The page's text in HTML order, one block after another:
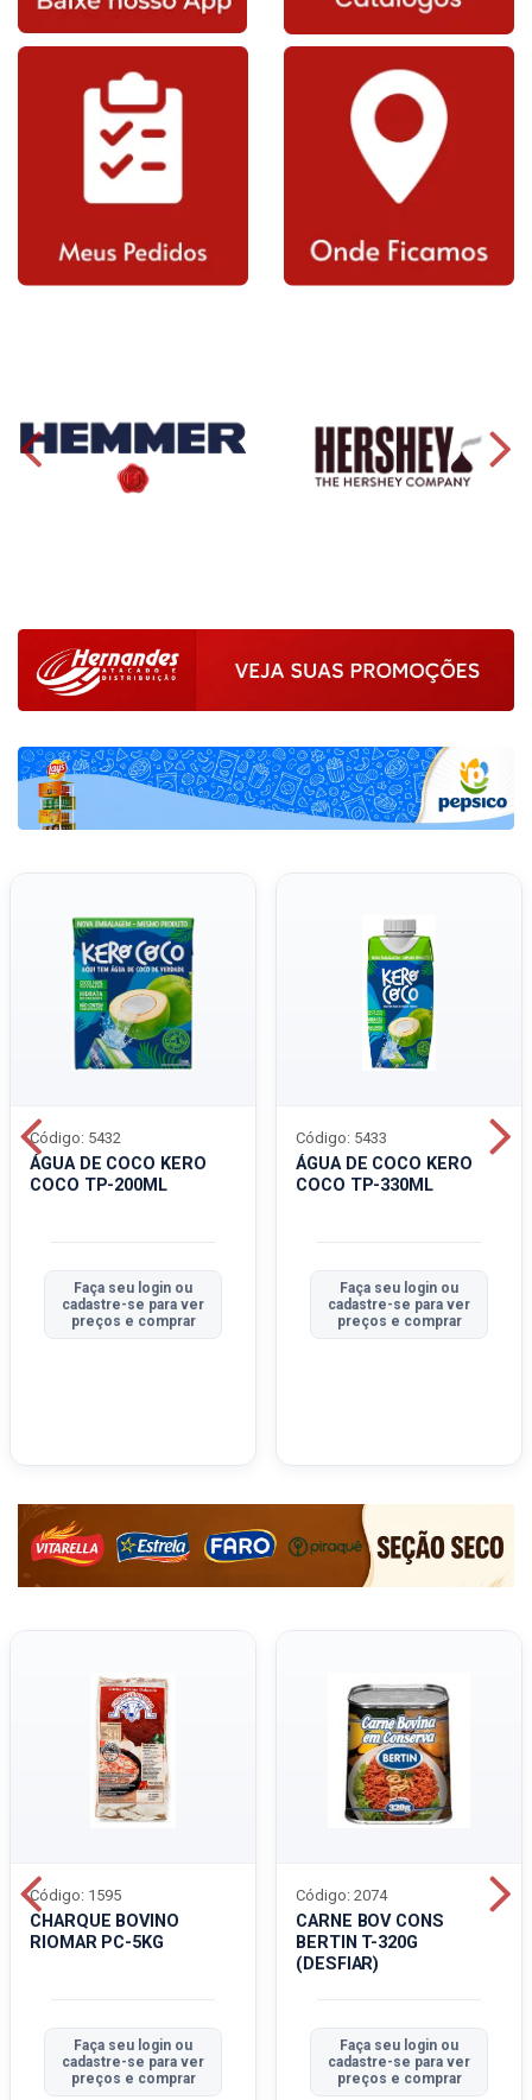
ÁGUA DE COCO KERO
COCO TP-200ML
Código: 5432
Faça seu login ou
cadastre-se para ver
preços e comprar
ÁGUA DE COCO KERO
COCO TP-330ML
Código: 5433
Faça seu login ou
cadastre-se para ver
preços e comprar
CHARQUE BOVINO
RIOMAR PC-5KG
Código: 1595
Faça seu login ou
cadastre-se para ver
preços e comprar
CARNE BOV CONS
BERTIN T-320G
(DESFIAR)
Código: 2074
Faça seu login ou
cadastre-se para ver
preços e comprar